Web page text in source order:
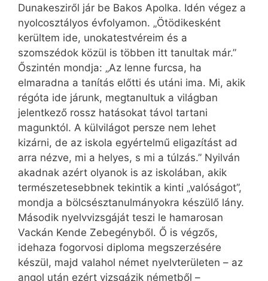
Dunakesziről jár be Bakos Apolka. Idén végez a
nyolcosztályos évfolyamon. „Ötödikesként
kerültem ide, unokatestvéreim és a
szomszédok közül is többen itt tanultak már.”
Őszintén mondja: „Az lenne furcsa, ha
elmaradna a tanítás előtti és utáni ima. Mi, akik
régóta ide járunk, megtanultuk a világban
jelentkező rossz hatásokat távol tartani
magunktól. A külvilágot persze nem lehet
kizárni, de az iskola egyértelmű eligazítást ad
arra nézve, mi a helyes, s mi a túlzás.” Nyilván
akadnak azért olyanok is az iskolában, akik
természetesebbnek tekintik a kinti „valóságot”,
mondja a bölcsésztanulmányokra készülő lány.
Második nyelvvizsgáját teszi le hamarosan
Vackán Kende Zebegényből. Ő is végzős,
idehaza fogorvosi diploma megszerzésére
készül, majd valahol német nyelvterületen – az
angol után ezért vizsgázik németből –